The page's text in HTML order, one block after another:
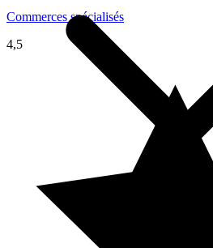
Commerces spécialisés
4,5